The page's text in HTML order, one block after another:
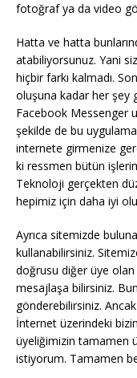
fotoğraf ya da video
Hatta ve hatta
atabiliyorsunuz. Yani
hiçbir farkı kalmadı.
oluşuna kadar her şey
Facebook Messenger
şekilde de bu
internete girmenize
ki ressmen bütün
Teknoloji gerçekten
hepimiz için daha iyi
Ayrıca sitemizde
kullanabilirsiniz.
doğrusu diğer üye olan
mesajlaşa bilirsiniz.
gönderebilirsiniz.
İnternet üzerindeki
üyeliğimizin tamamen
istiyorum. Tamamen